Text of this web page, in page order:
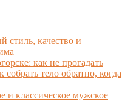
стиль, качество и
как не прогадать
тело обратно, когда
и классическое мужское